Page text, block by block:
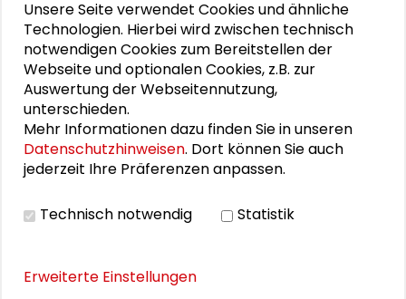
Kultur leben: Integrationspotenziale vor Ort
„Die Unerhörten“ – Partizipation in der Peripherie
– eine Filmvorführung
PERSONEN IM KONTEXT
THEMEN ZU DIESEM BEITRAG
Unsere Seite verwendet Cookies und ähnliche
Technologien. Hierbei wird zwischen technisch
notwendigen Cookies zum Bereitstellen der
Webseite und optionalen Cookies, z.B. zur
Auswertung der Webseitennutzung,
unterschieden.
Mehr Informationen dazu finden Sie in unseren
Datenschutzhinweisen. Dort können Sie auch
jederzeit Ihre Präferenzen anpassen.
Technisch notwendig Statistik
Erweiterte Einstellungen